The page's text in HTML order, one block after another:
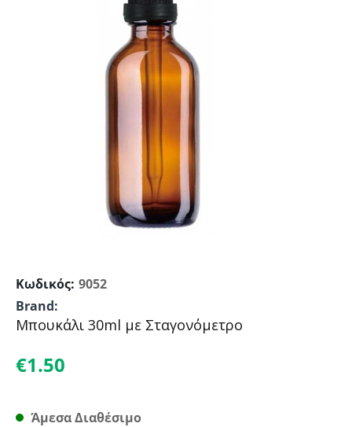
Μπουκάλι 30ml με Σταγονόμετρο
Brand:
€1.50
Κωδικός: 9052
Άμεσα Διαθέσιμο